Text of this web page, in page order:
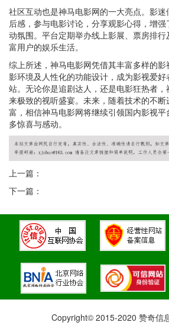
社区互动也是神马电影网的一大亮点。影
后感，参与电影讨论，分享观影心得，增
动氛围。平台定期举办线上影展、票房排
富用户的娱乐生活。
综上所述，神马电影网凭借其丰富多样的
影环境及人性化的功能设计，成为影视爱
站。无论你是追剧达人，还是电影狂热者
来极致的视听盛宴。未来，随着技术的不
富，相信神马电影网将继续引领国内影视
多惊喜与感动。
上一篇：
下一篇：
Copyright© 2015-2020 赞奇信